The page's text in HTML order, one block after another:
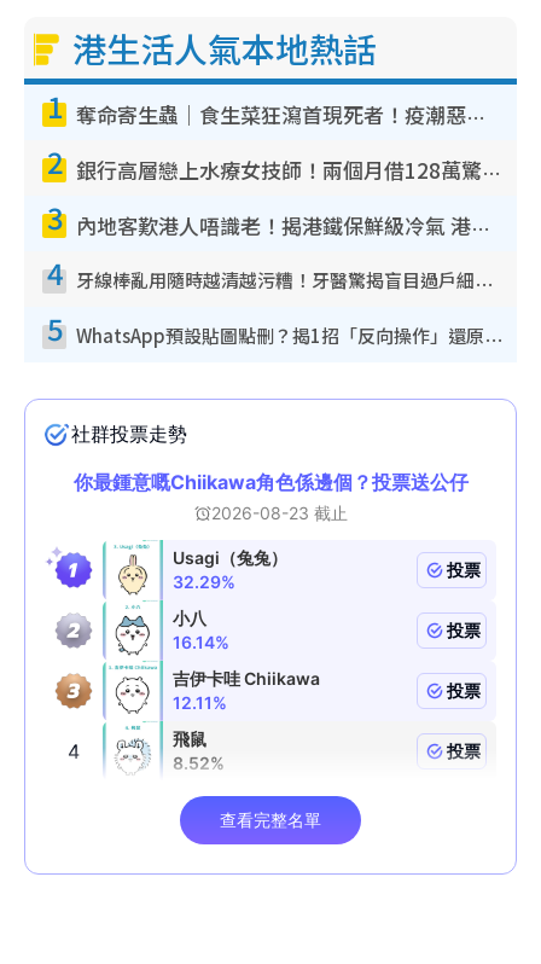
港生活人氣本地熱話
1 奪命寄生蟲｜食生菜狂瀉首現死者！疫潮惡化錄1.8萬宗病例 揭洗菜3大謬誤
2 銀行高層戀上水療女技師！兩個月借128萬驚覺「沉船」沉落火海 揭背後疑似邪教操控賣淫
3 內地客歎港人唔識老！揭港鐵保鮮級冷氣 港人求放過：咪投訴
4 牙線棒亂用隨時越清越污糟！牙醫驚揭盲目過戶細菌恐致蛀牙：呢種先係日常真保養
5 WhatsApp預設貼圖點刪？揭1招「反向操作」還原簡潔介面 附3步實測教學